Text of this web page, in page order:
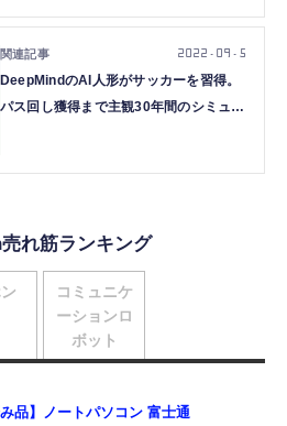
DeepMindのAI人形がサッカーを習得。
パス回し獲得まで主観30年間のシミュレ
2022.09.5
れ筋ランキング
み品】ノートパソコン 富士通
コミュニケ
ーションロ
ボット